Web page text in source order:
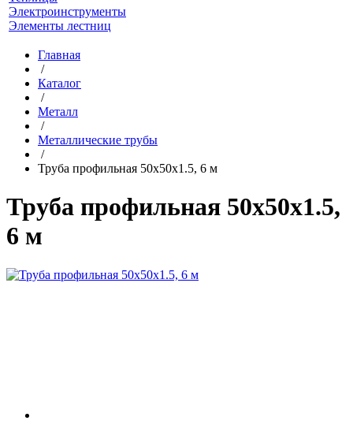
Электроинструменты
Элементы лестниц
Главная
/
Каталог
/
Металл
/
Металлические трубы
/
Труба профильная 50x50x1.5, 6 м
Труба профильная 50x50x1.5,
6 м